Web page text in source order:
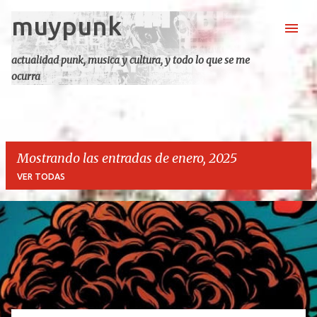
Ir al contenido principal
muypunk
actualidad punk, musica y cultura, y todo lo que se me
ocurra
Mostrando las entradas de enero, 2025
VER TODAS
E
t
r
a